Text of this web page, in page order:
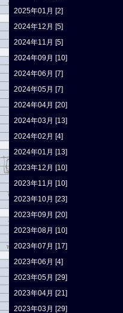
2025年01月 [2]
2024年12月 [5]
2024年11月 [5]
2024年09月 [10]
2024年06月 [7]
2024年05月 [7]
2024年04月 [20]
2024年03月 [13]
2024年02月 [4]
2024年01月 [13]
2023年12月 [10]
2023年11月 [10]
2023年10月 [23]
2023年09月 [20]
2023年08月 [10]
2023年07月 [17]
2023年06月 [4]
2023年05月 [29]
2023年04月 [21]
2023年03月 [29]